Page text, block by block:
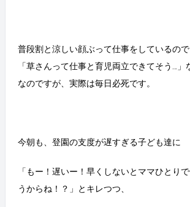
普段割と涼しい顔ぶって仕事をしているの
「草さんって仕事と育児両立できてそう…」
なのですが、実際は毎日必死です。
今朝も、登園の支度が遅すぎる子ども達に
「もー！遅いー！早くしないとママひとり
うからね！？」とキレつつ、